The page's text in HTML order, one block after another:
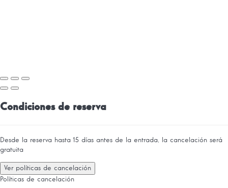
Condiciones de reserva
Desde la reserva hasta 15 días antes de la entrada, la cancelación será
gratuita
Ver políticas de cancelación
Políticas de cancelación